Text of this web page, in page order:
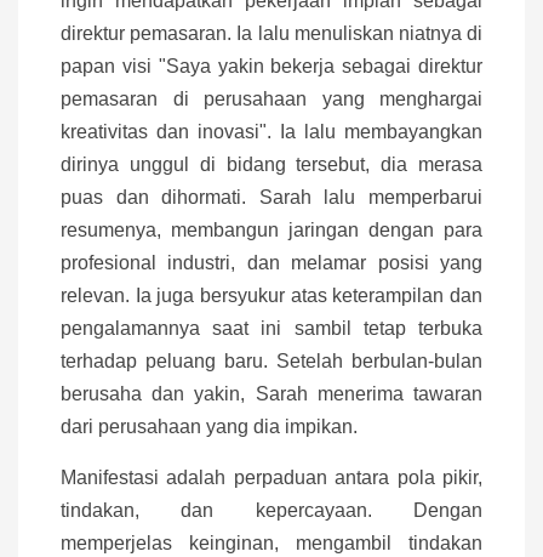
direktur pemasaran. Ia lalu menuliskan niatnya di
papan visi "Saya yakin bekerja sebagai direktur
pemasaran di perusahaan yang menghargai
kreativitas dan inovasi". Ia lalu membayangkan
dirinya unggul di bidang tersebut, dia merasa
puas dan dihormati. Sarah lalu memperbarui
resumenya, membangun jaringan dengan para
profesional industri, dan melamar posisi yang
relevan. Ia juga bersyukur atas keterampilan dan
pengalamannya saat ini sambil tetap terbuka
terhadap peluang baru. Setelah berbulan-bulan
berusaha dan yakin, Sarah menerima tawaran
dari perusahaan yang dia impikan.
Manifestasi adalah perpaduan antara pola pikir,
tindakan, dan kepercayaan. Dengan
memperjelas keinginan, mengambil tindakan